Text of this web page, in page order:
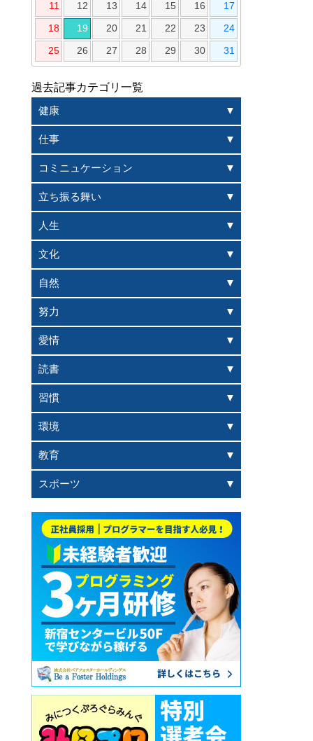
11 12 13 14 15 16 17
18 19 20 21 22 23 24
25 26 27 28 29 30 31
過去記事カテゴリ一覧
健康
仕事
コミニュケーション
立ち振る舞い
人生
文化
自然
努力
愛情
読書
習慣
環境
教育
スポーツ